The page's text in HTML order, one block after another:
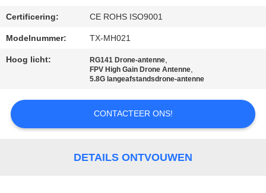
GEVALLEN
VR
SITEMAP
PRIVACY
Certificering: CE ROHS ISO9001
Modelnummer: TX-MH021
Hoog licht: RG141 Drone-antenne,
FPV High Gain Drone Antenne,
5.8G langeafstandsdrone-antenne
CONTACTEER ONS!
DETAILS ONTVOUWEN